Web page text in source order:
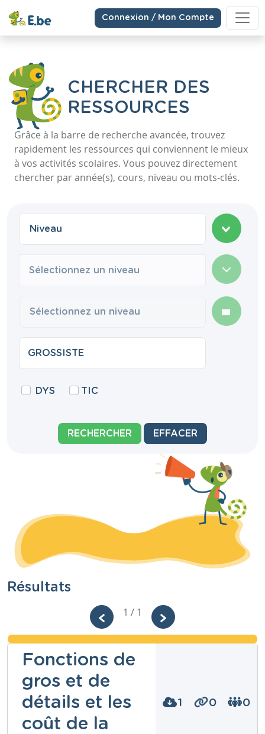
Connexion / Mon Compte
CHERCHER DES
RESSOURCES
Grâce à la barre de recherche avancée, trouvez
rapidement les ressources qui conviennent le mieux
à vos activités scolaires. Vous pouvez directement
chercher par année(s), cours, niveau ou mots-clés.
Sélectionnez un niveau
DYS TIC
RECHERCHER EFFACER
Résultats
1 / 1
Fonctions de
gros et de
détails et les
coût de la
1 0 0